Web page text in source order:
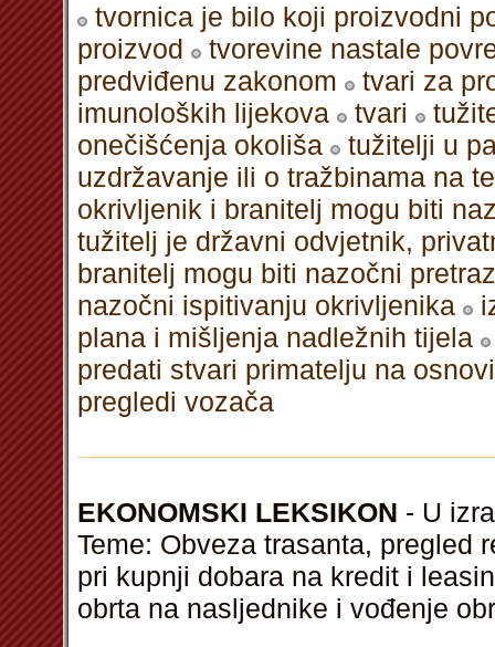
tvornica je bilo koji proizvodni
proizvod
tvorevine nastale
predviđenu zakonom
tvari za
imunoloških lijekova
tvari
onečišćenja okoliša
tužitelji u
uzdržavanje ili o tražbinama na
okrivljenik i branitelj mogu biti
tužitelj je državni odvjetnik,
branitelj mogu biti nazočni
nazočni ispitivanju okrivljenika
plana i mišljenja nadležnih tijela
predati stvari primatelju na
pregledi vozača
EKONOMSKI LEKSIKON - U
Teme: Obveza trasanta, pregled
pri kupnji dobara na kredit i
obrta na nasljednike i vođenje